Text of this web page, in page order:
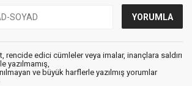
rencide edici cümleler veya imalar, inançlara saldırı
yazılmamış,
ve büyük harflerle yazılmış yorumlar